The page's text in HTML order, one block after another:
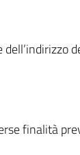
finalità